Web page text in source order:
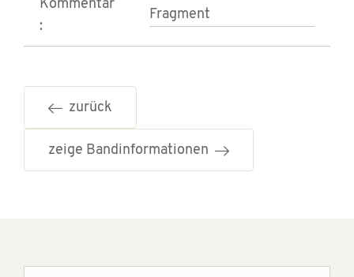
Kommentar
:
Fragment
zurück
zeige Bandinformationen